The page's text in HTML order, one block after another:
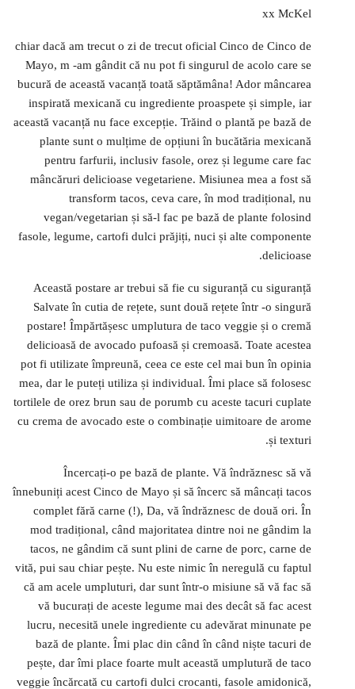
xx McKel
chiar dacă am trecut o zi de trecut oficial Cinco de Cinco de
Mayo, m -am gândit că nu pot fi singurul de acolo care se
bucură de această vacanță toată săptămâna! Ador mâncarea
inspirată mexicană cu ingrediente proaspete și simple, iar
această vacanță nu face excepție. Trăind o plantă pe bază de
plante sunt o mulțime de opțiuni în bucătăria mexicană
pentru farfurii, inclusiv fasole, orez și legume care fac
mâncăruri delicioase vegetariene. Misiunea mea a fost să
transform tacos, ceva care, în mod tradițional, nu
vegan/vegetarian și să-l fac pe bază de plante folosind
fasole, legume, cartofi dulci prăjiți, nuci și alte componente
delicioase.
Această postare ar trebui să fie cu siguranță cu siguranță
Salvate în cutia de rețete, sunt două rețete într -o singură
postare! Împărtășesc umplutura de taco veggie și o cremă
delicioasă de avocado pufoasă și cremoasă. Toate acestea
pot fi utilizate împreună, ceea ce este cel mai bun în opinia
mea, dar le puteți utiliza și individual. Îmi place să folosesc
tortilele de orez brun sau de porumb cu aceste tacuri cuplate
cu crema de avocado este o combinație uimitoare de arome
și texturi.
Încercați-o pe bază de plante. Vă îndrăznesc să vă
înnebuniți acest Cinco de Mayo și să încerc să mâncați tacos
complet fără carne (!), Da, vă îndrăznesc de două ori. În
mod tradițional, când majoritatea dintre noi ne gândim la
tacos, ne gândim că sunt plini de carne de porc, carne de
vită, pui sau chiar pește. Nu este nimic în neregulă cu faptul
că am acele umpluturi, dar sunt într-o misiune să vă fac să
vă bucurați de aceste legume mai des decât să fac acest
lucru, necesită unele ingrediente cu adevărat minunate pe
bază de plante. Îmi plac din când în când niște tacuri de
pește, dar îmi place foarte mult această umplutură de taco
veggie încărcată cu cartofi dulci crocanti, fasole amidonică,